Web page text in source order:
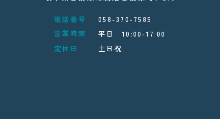
電話番号
058-370-7585
営業時間
平日 10:00-17:00
定休日
土日祝